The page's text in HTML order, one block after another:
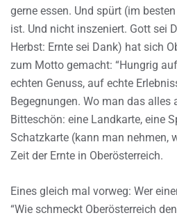
gerne essen. Und spürt (im
ist. Und nicht inszeniert. Gott sei
Herbst: Ernte sei Dank) hat sich
zum Motto gemacht: “Hungrig
echten Genuss, auf echte
Begegnungen. Wo man das alles
Bitteschön: eine Landkarte, eine
Schatzkarte (kann man nehmen,
Zeit der Ernte in Oberösterreich.
Eines gleich mal vorweg: Wer
“Wie schmeckt Oberösterreich